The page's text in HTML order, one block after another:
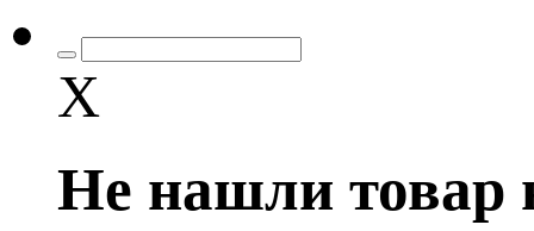
X
Не нашли товар